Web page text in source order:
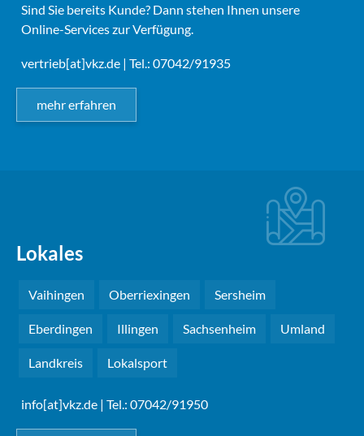
Sind Sie bereits Kunde? Dann stehen Ihnen unsere
Online-Services zur Verfügung.
vertrieb[at]vkz.de | Tel.: 07042/91935
mehr erfahren
Lokales
Vaihingen Oberriexingen Sersheim
Eberdingen Illingen Sachsenheim Umland
Landkreis Lokalsport
info[at]vkz.de | Tel.: 07042/91950